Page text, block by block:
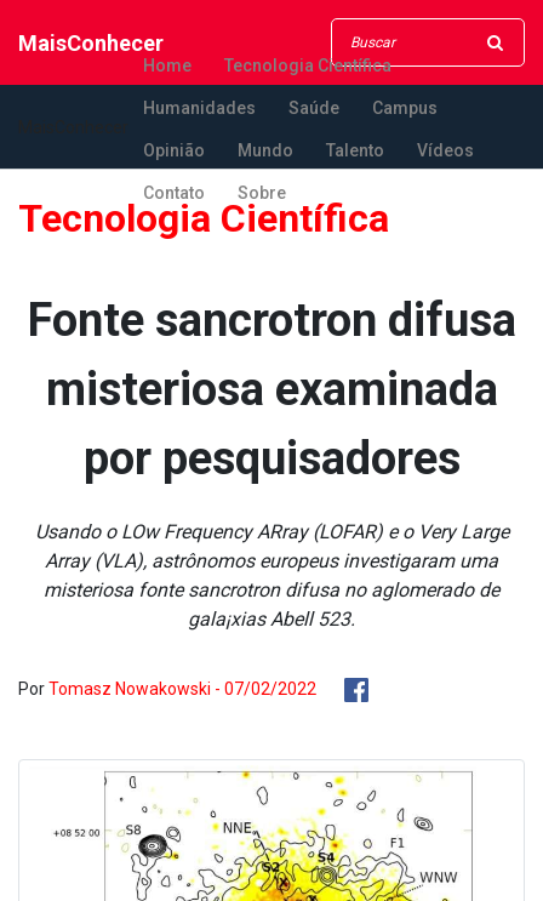
MaisConhecer
Home Tecnologia Científica
Humanidades Saúde Campus
Opinião Mundo Talento Vídeos
Contato Sobre
Tecnologia Científica
Fonte sa­ncrotron difusa
misteriosa examinada
por pesquisadores
Usando o LOw Frequency ARray (LOFAR) e o Very Large
Array (VLA), astrônomos europeus investigaram uma
misteriosa fonte sa­ncrotron difusa no aglomerado de
gala¡xias Abell 523.
PorTomasz Nowakowski - 07/02/2022